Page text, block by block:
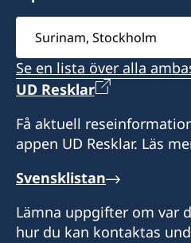
Honorär generalkonsul
Dr. Joy Kathleen Allen-
Brian Glasgow
9-15 mån-fre (besök efter
förväg via telefon eller
Konsul
Elleson Fraenk
Scarborough
Tobago
Måndag-fredag, 08.00-
Honorärkonsul
Teija Maritta De Silva
Honorärkonsul
David O´Brien
Välj
ambassad
Se en lista över alla
UD Resklar
Få aktuell
appen UD Resklar. Läs
Svensklistan
Lämna uppgifter om var
hur du kan kontaktas